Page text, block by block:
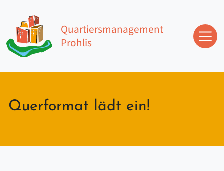
Hauptnavigation
Quartiersmanagement
Prohlis
Querformat lädt ein!